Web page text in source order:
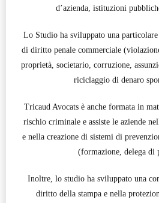
d’azienda, istituzioni
Lo Studio ha sviluppato una
di diritto penale commerciale
proprietà, societario, corruzione,
riciclaggio di denaro
Tricaud Avocats è anche formata in
rischio criminale e assiste le aziende
e nella creazione di sistemi di
(formazione, delega di
Inoltre, lo studio ha sviluppato una
diritto della stampa e nella